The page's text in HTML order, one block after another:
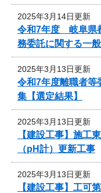
2025年3月14日更新
令和7年度 岐阜県
務委託に関する一
2025年3月13日更新
令和7年度離職者等
集【選定結果】
2025年3月13日更新
【建設工事】施工
（pH計）更新工事
2025年3月13日更新
【建設工事】工可